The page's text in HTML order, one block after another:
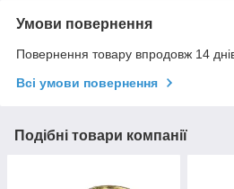
Умови повернення
Повернення товару впродовж 14
Всі умови повернення
Подібні товари компанії